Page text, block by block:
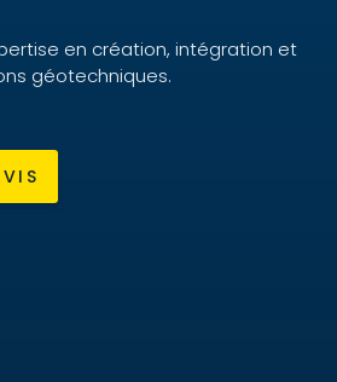
en création, intégration et
géotechniques.